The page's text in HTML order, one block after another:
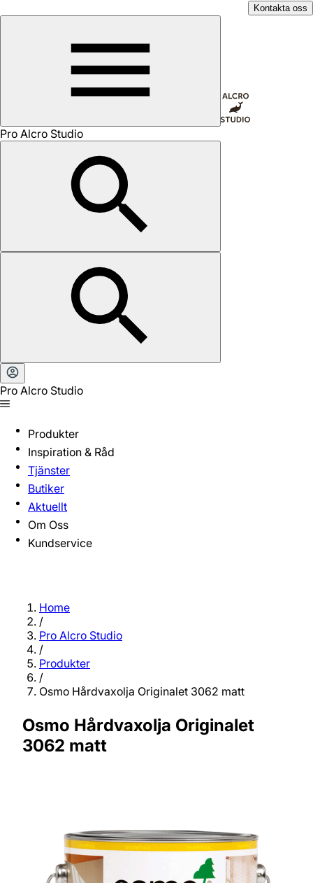
Kontakta oss
Pro Alcro Studio
Pro Alcro Studio
Produkter
Inspiration & Råd
Tjänster
Butiker
Aktuellt
Om Oss
Kundservice
Home
/
Pro Alcro Studio
/
Produkter
/
Osmo Hårdvaxolja Originalet 3062 matt
Osmo Hårdvaxolja Originalet
3062 matt